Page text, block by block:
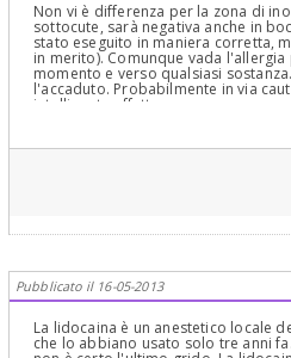
Non vi è differenza per la zona di
sottocute, sarà negativa anche in
stato eseguito in maniera corretta,
in merito). Comunque vada
momento e verso qualsiasi
l'accaduto. Probabilmente in via
intelligente effettuare un accesso
somministrazione di presidi
parli col suo dentista e sarà sua
l'estrazione o inviarla in una
Pubblicato il 16-05-2013
La lidocaina è un anestetico locale
che lo abbiano usato solo tre anni